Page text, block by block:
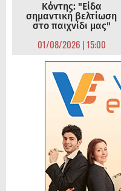
Κόντης: "Είδα
σημαντική βελτίωση
στο παιχνίδι μας"
01/08/2026 | 15:00